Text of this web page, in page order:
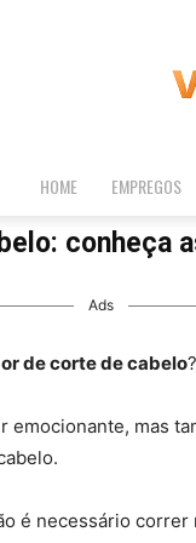
HOME EMPREGOS
conheça
Ads
de corte de cabelo
emocionante, mas
é necessário